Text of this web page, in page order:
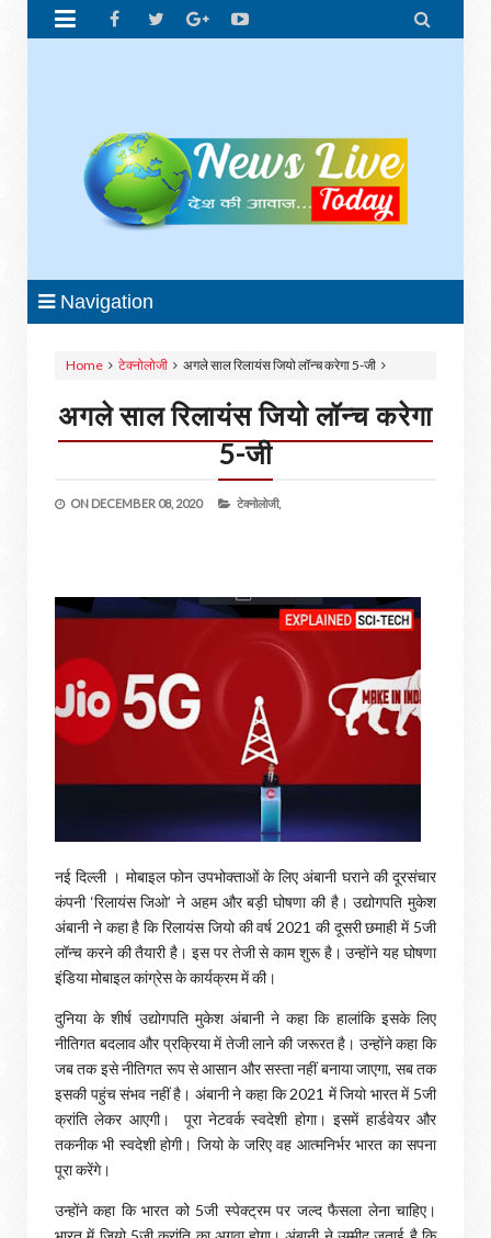
 
Navigation
Home टेक्नोलोजी अगले साल रिलायंस जियो लॉन्च करेगा 5-जी
अगले साल रिलायंस जियो लॉन्च करेगा
5-जी
ON DECEMBER 08, 2020 टेक्नोलोजी,
नई दिल्ली । मोबाइल फोन उपभोक्ताओं के लिए अंबानी घराने की दूरसंचार
कंपनी ‘रिलायंस जिओ’ ने अहम और बड़ी घोषणा की है। उद्योगपति मुकेश
अंबानी ने कहा है कि रिलायंस जियो की वर्ष 2021 की दूसरी छमाही में 5जी
लॉन्च करने की तैयारी है। इस पर तेजी से काम शुरू है। उन्होंने यह घोषणा
इंडिया मोबाइल कांग्रेस के कार्यक्रम में की।
दुनिया के शीर्ष उद्योगपति मुकेश अंबानी ने कहा कि हालांकि इसके लिए
नीतिगत बदलाव और प्रक्रिया में तेजी लाने की जरूरत है। उन्होंने कहा कि
जब तक इसे नीतिगत रूप से आसान और सस्ता नहीं बनाया जाएगा, सब तक
इसकी पहुंच संभव नहीं है। अंबानी ने कहा कि 2021 में जियो भारत में 5जी
क्रांति लेकर आएगी। पूरा नेटवर्क स्वदेशी होगा। इसमें हार्डवेयर और
तकनीक भी स्वदेशी होगी। जियो के जरिए वह आत्मनिर्भर भारत का सपना
पूरा करेंगे।
उन्होंने कहा कि भारत को 5जी स्पेक्ट्रम पर जल्द फैसला लेना चाहिए।